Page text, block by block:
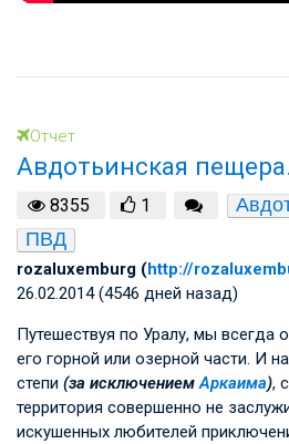
Отчет
Авдотьинская
8355 1
ПВД
rozaluxemburg (http://
26.02.2014 (4546 дней назад)
Путешествуя по Уралу, мы всегда
его горной или озерной части. И
степи (за исключениемАркаима),
территория совершенно не
искушенных любителей